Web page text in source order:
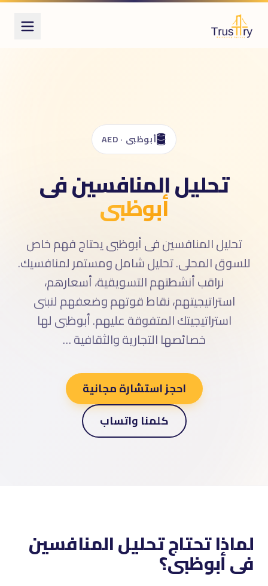
🛢️أبوظبى · AED
تحليل المنافسين فى
أبوظبى
تحليل المنافسين فى أبوظبى يحتاج فهم خاص
للسوق المحلى. تحليل شامل ومستمر لمنافسيك.
نراقب أنشطتهم التسويقية، أسعارهم،
استراتيجيتهم، نقاط قوتهم وضعفهم لنبنى
استراتيجيتك المتفوقة عليهم. أبوظبى لها
خصائصها التجارية والثقافية …
احجز استشارة مجانية
كلمنا واتساب
لماذا تحتاج تحليل المنافسين
فى أبوظبى؟